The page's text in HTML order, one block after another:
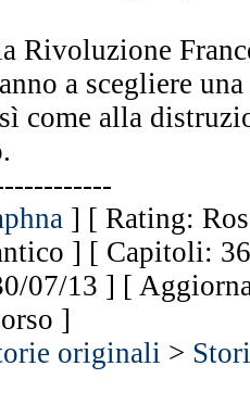
Rivoluzione
a scegliere
come alla
] [ Rating:
] [ Capitoli:
07/13 ] [
]
originali >